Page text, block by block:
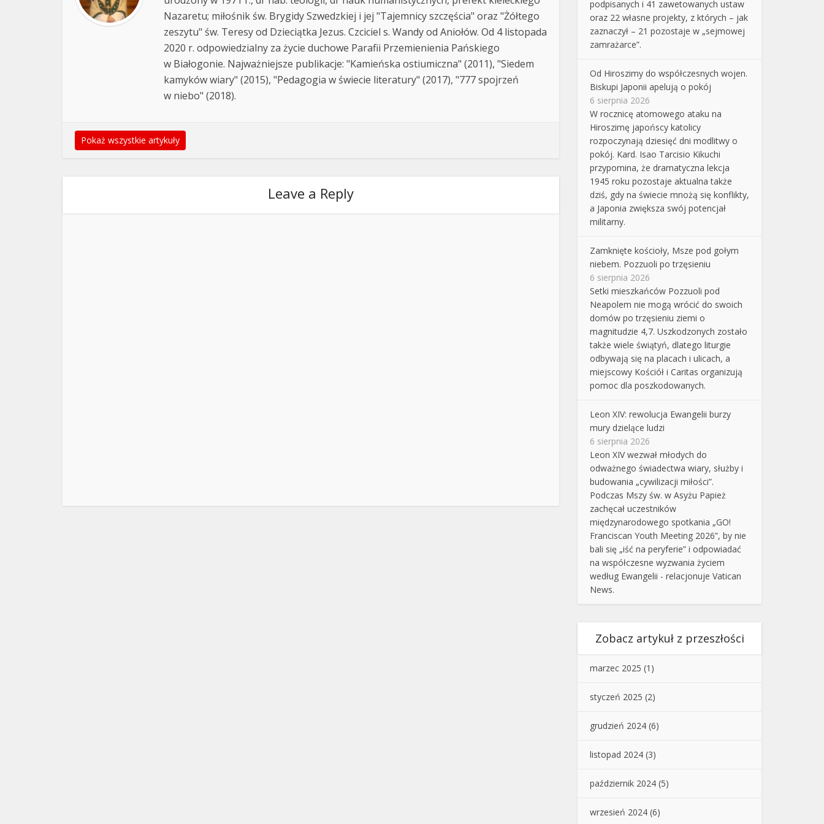
Nazaretu; miłośnik św. Brygidy Szwedzkiej i jej "Tajemnicy szczęścia" oraz "Żółtego
zeszytu" św. Teresy od Dzieciątka Jezus. Czciciel s. Wandy od Aniołów. Od 4 listopada
2020 r. odpowiedzialny za życie duchowe Parafii Przemienienia Pańskiego
w Białogonie. Najważniejsze publikacje: "Kamieńska ostiumiczna" (2011), "Siedem
kamyków wiary" (2015), "Pedagogia w świecie literatury" (2017), "777 spojrzeń
w niebo" (2018).
Pokaż wszystkie artykuły
Leave a Reply
podpisanych i 41 zawetowanych ustaw
oraz 22 własne projekty, z których – jak
zaznaczył – 21 pozostaje w „sejmowej
zamrażarce”.
Od Hiroszimy do współczesnych wojen.
Biskupi Japonii apelują o pokój
6 sierpnia 2026
W rocznicę atomowego ataku na
Hiroszimę japońscy katolicy
rozpoczynają dziesięć dni modlitwy o
pokój. Kard. Isao Tarcisio Kikuchi
przypomina, że dramatyczna lekcja
1945 roku pozostaje aktualna także
dziś, gdy na świecie mnożą się konflikty,
a Japonia zwiększa swój potencjał
militarny.
Zamknięte kościoły, Msze pod gołym
niebem. Pozzuoli po trzęsieniu
6 sierpnia 2026
Setki mieszkańców Pozzuoli pod
Neapolem nie mogą wrócić do swoich
domów po trzęsieniu ziemi o
magnitudzie 4,7. Uszkodzonych zostało
także wiele świątyń, dlatego liturgie
odbywają się na placach i ulicach, a
miejscowy Kościół i Caritas organizują
pomoc dla poszkodowanych.
Leon XIV: rewolucja Ewangelii burzy
mury dzielące ludzi
6 sierpnia 2026
Leon XIV wezwał młodych do
odważnego świadectwa wiary, służby i
budowania „cywilizacji miłości”.
Podczas Mszy św. w Asyżu Papież
zachęcał uczestników
międzynarodowego spotkania „GO!
Franciscan Youth Meeting 2026”, by nie
bali się „iść na peryferie” i odpowiadać
na współczesne wyzwania życiem
według Ewangelii - relacjonuje Vatican
News.
Zobacz artykuł z przeszłości
marzec 2025 (1)
styczeń 2025 (2)
grudzień 2024 (6)
listopad 2024 (3)
październik 2024 (5)
wrzesień 2024 (6)